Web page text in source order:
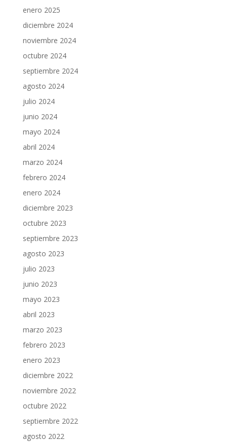
enero 2025
diciembre 2024
noviembre 2024
octubre 2024
septiembre 2024
agosto 2024
julio 2024
junio 2024
mayo 2024
abril 2024
marzo 2024
febrero 2024
enero 2024
diciembre 2023
octubre 2023
septiembre 2023
agosto 2023
julio 2023
junio 2023
mayo 2023
abril 2023
marzo 2023
febrero 2023
enero 2023
diciembre 2022
noviembre 2022
octubre 2022
septiembre 2022
agosto 2022